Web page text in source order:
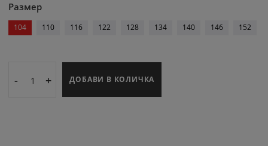
Размер
104 110 116 122 128 134 140 146 152
- + ДОБАВИ В КОЛИЧКА